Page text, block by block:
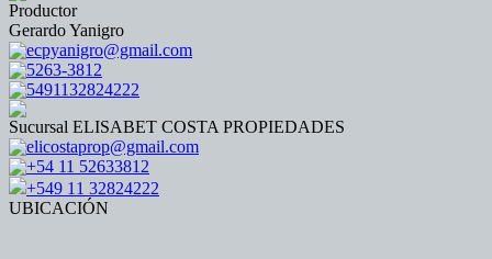
Productor
Gerardo Yanigro
ecpyanigro@gmail.com
5263-3812
5491132824222
Sucursal ELISABET COSTA PROPIEDADES
elicostaprop@gmail.com
+54 11 52633812
+549 11 32824222
UBICACIÓN